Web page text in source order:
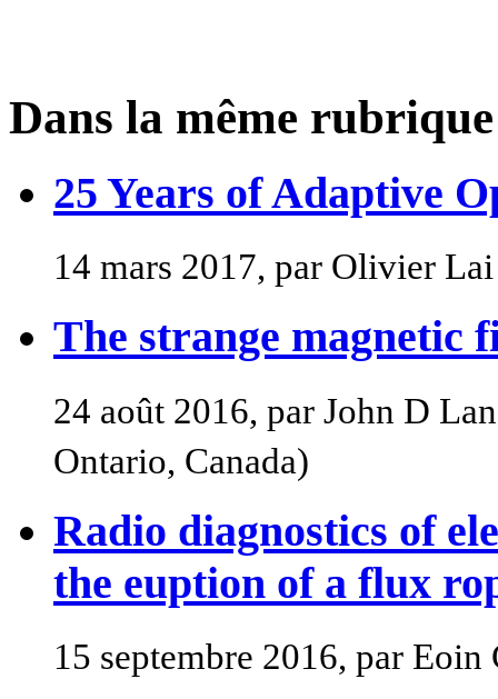
Dans la même rubrique
25 Years of Adaptive
14 mars 2017, par Olivier
The strange magnetic
24 août 2016, par John D
Ontario, Canada)
Radio diagnostics of
the euption of a flux
15 septembre 2016, par